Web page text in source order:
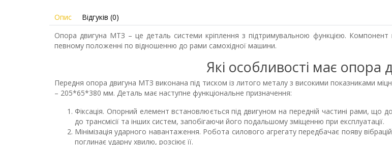
Опис
Відгуків (0)
Опора двигуна МТЗ – це деталь системи кріплення з підтримувальною функцією.
певному положенні по відношенню до рами самохідної машини.
Які особливості має опора
Передня опора двигуна МТЗ виконана під тиском із литого металу з високими показниками
– 205*65*380 мм. Деталь має наступне функціональне призначення:
Фіксація. Опорний елемент встановлюється під двигуном на передній частині рами, що
до трансмісії та інших систем, запобігаючи його подальшому зміщенню при експлуатації.
Мінімізація ударного навантаження. Робота силового агрегату передбачає появу
поглинає ударну хвилю, розсіює її.